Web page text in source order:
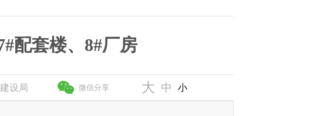
配套楼、8#厂房
设局 微信分享 大 中 小